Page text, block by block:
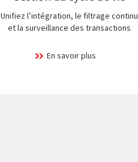
Unifiez l’intégration, le filtrage continu
et la surveillance des transactions
En savoir plus